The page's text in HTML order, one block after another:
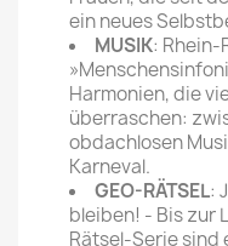
ein neues
MUSIK: Rhein-
Harmonien, die
überraschen:
obdachlosen
Karneval.
GEO-RÄTSEL:
bleiben! - Bis zur
Rätsel-Serie sind